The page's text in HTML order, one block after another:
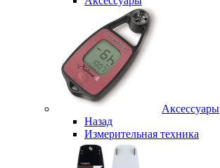
Аксессуары
Назад
Измерительная техника